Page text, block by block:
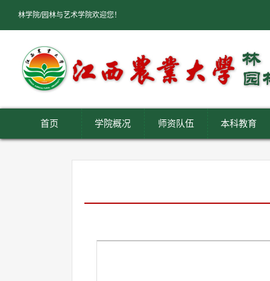
林学院/园林与艺术学院欢迎您！
首页 学院概况 师资队伍 本科教育